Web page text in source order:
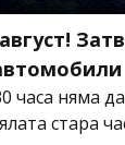
часа няма
стара